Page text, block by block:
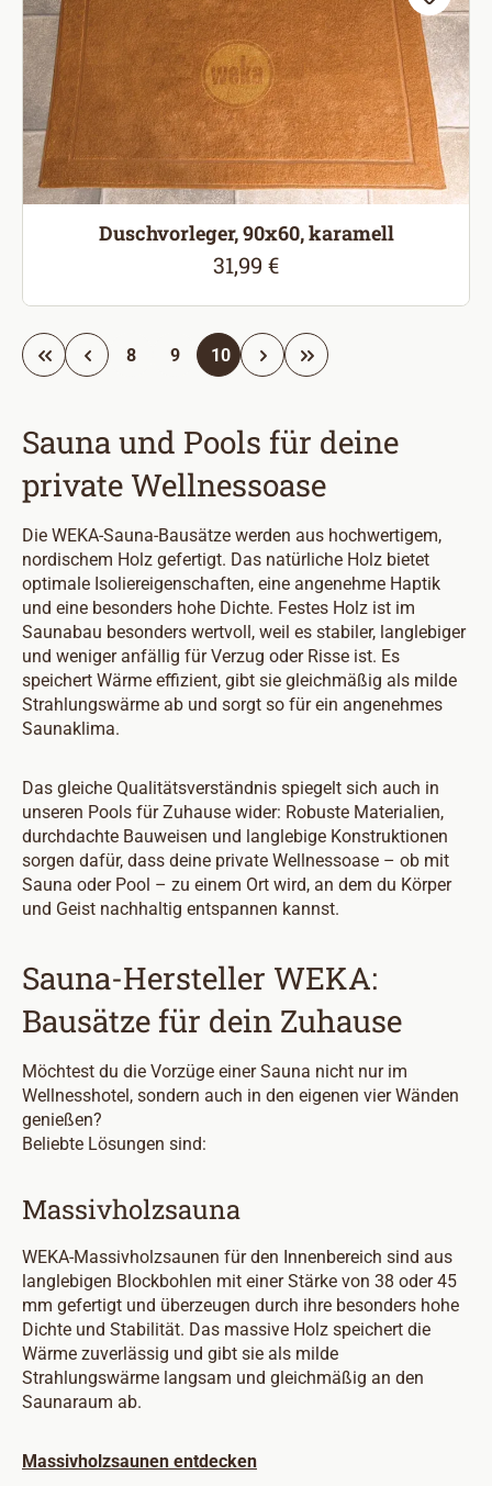
Duschvorleger, 90x60, karamell
Regulärer Preis:
31,99 €
Seite
8 Seite
9 Seite
10
Sauna und Pools für deine
private Wellnessoase
Die WEKA-Sauna-Bausätze werden aus hochwertigem,
nordischem Holz gefertigt. Das natürliche Holz bietet
optimale Isoliereigenschaften, eine angenehme Haptik
und eine besonders hohe Dichte. Festes Holz ist im
Saunabau besonders wertvoll, weil es stabiler, langlebiger
und weniger anfällig für Verzug oder Risse ist. Es
speichert Wärme effizient, gibt sie gleichmäßig als milde
Strahlungswärme ab und sorgt so für ein angenehmes
Saunaklima.
Das gleiche Qualitätsverständnis spiegelt sich auch in
unseren Pools für Zuhause wider: Robuste Materialien,
durchdachte Bauweisen und langlebige Konstruktionen
sorgen dafür, dass deine private Wellnessoase – ob mit
Sauna oder Pool – zu einem Ort wird, an dem du Körper
und Geist nachhaltig entspannen kannst.
Sauna-Hersteller WEKA:
Bausätze für dein Zuhause
Möchtest du die Vorzüge einer Sauna nicht nur im
Wellnesshotel, sondern auch in den eigenen vier Wänden
genießen?
Beliebte Lösungen sind:
Massivholzsauna
WEKA-Massivholzsaunen für den Innenbereich sind aus
langlebigen Blockbohlen mit einer Stärke von 38 oder 45
mm gefertigt und überzeugen durch ihre besonders hohe
Dichte und Stabilität. Das massive Holz speichert die
Wärme zuverlässig und gibt sie als milde
Strahlungswärme langsam und gleichmäßig an den
Saunaraum ab.
Massivholzsaunen entdecken